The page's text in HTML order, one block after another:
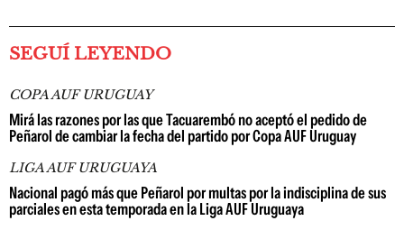
SEGUÍ LEYENDO
COPA AUF URUGUAY
Mirá las razones por las que Tacuarembó no aceptó el pedido de
Peñarol de cambiar la fecha del partido por Copa AUF Uruguay
LIGA AUF URUGUAYA
Nacional pagó más que Peñarol por multas por la indisciplina de sus
parciales en esta temporada en la Liga AUF Uruguaya